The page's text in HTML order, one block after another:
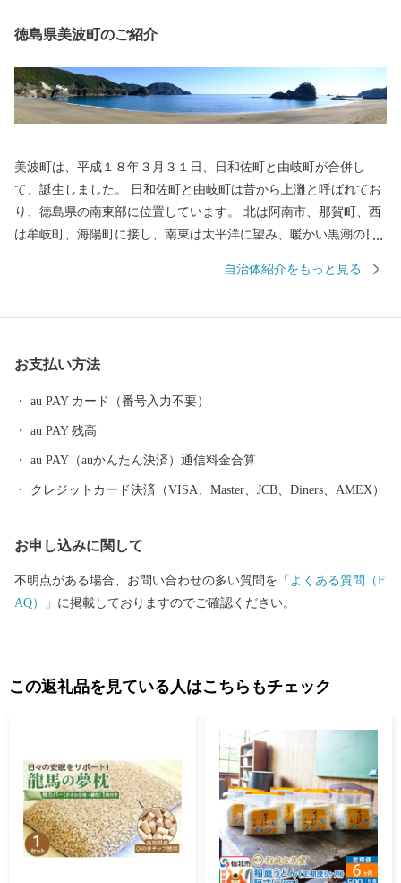
徳島県美波町のご紹介
美波町は、平成１８年３月３１日、日和佐町と由岐町が合併し
て、誕生しました。 日和佐町と由岐町は昔から上灘と呼ばれてお
り、徳島県の南東部に位置しています。 北は阿南市、那賀町、西
は牟岐町、海陽町に接し、南東は太平洋に望み、暖かい黒潮の良
けい島、離島、海食崖、海食窪、海食洞、多様な岩礁など、非常
置網、和船の建造などが工夫されてきました。 総面積は140.74ｋ
m2、人口は、7,092人（平成27年国勢調査）です。 太平洋気候区
す。 沿岸では平均気温が約16度になり、真冬でも海水温が10度以
下に下がることはなく、冬でも暖かな気候です。 海岸部や離島に
は亜熱帯植物が分布しています。
自治体紹介をもっと見る
お支払い方法
au PAY カード（番号入力不要）
au PAY 残高
au PAY（auかんたん決済）通信料金合算
クレジットカード決済（VISA、Master、JCB、Diners、AMEX）
お申し込みに関して
不明点がある場合、お問い合わせの多い質問を 「よくある質問（F
AQ）」 に掲載しておりますのでご確認ください。
この返礼品を見ている人はこちらもチェック